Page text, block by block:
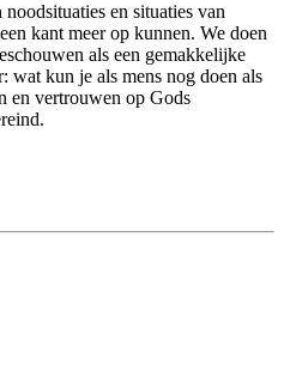
en situaties van
kant meer op kunnen. We doen
als een gemakkelijke
wat kun je als mens nog doen als
en vertrouwen op Gods